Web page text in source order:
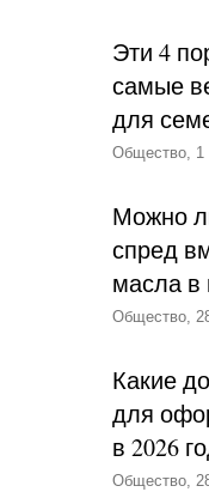
Эти 4
самые
для
Общество, 1
Можно
спред
масла в
Общество,
Какие
для
в 2026
Общество,